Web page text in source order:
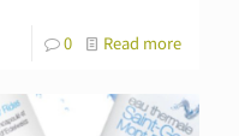
0 Read more